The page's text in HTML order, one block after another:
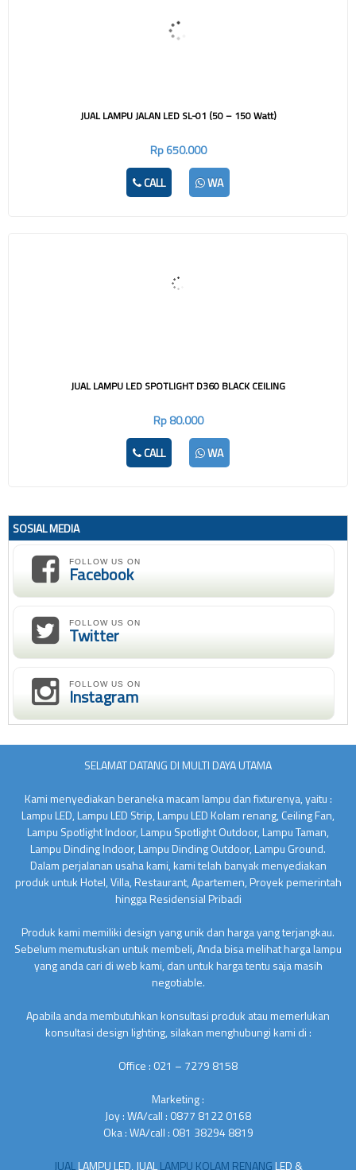
JUAL LAMPU JALAN LED SL-01 (50 – 150 Watt)
Rp 650.000
CALL
WA
JUAL LAMPU LED SPOTLIGHT D360 BLACK CEILING
Rp 80.000
CALL
WA
SOSIAL MEDIA
FOLLOW US ON
Facebook
FOLLOW US ON
Twitter
FOLLOW US ON
Instagram
SELAMAT DATANG DI MULTI DAYA UTAMA
Kami menyediakan beraneka macam lampu dan fixturenya, yaitu :
Lampu LED, Lampu LED Strip, Lampu LED Kolam renang, Ceiling Fan,
Lampu Spotlight Indoor, Lampu Spotlight Outdoor, Lampu Taman,
Lampu Dinding Indoor, Lampu Dinding Outdoor, Lampu Ground.
Dalam perjalanan usaha kami, kami telah banyak menyediakan
produk untuk Hotel, Villa, Restaurant, Apartemen, Proyek pemerintah
hingga Residensial Pribadi
Produk kami memiliki design yang unik dan harga yang terjangkau.
Sebelum memutuskan untuk membeli, Anda bisa melihat harga lampu
yang anda cari di web kami, dan untuk harga tentu saja masih
negotiable.
Apabila anda membutuhkan konsultasi produk atau memerlukan
konsultasi design lighting, silakan menghubungi kami di :
Office : 021 – 7279 8158
Marketing :
Joy : WA/call : 0877 8122 0168
Oka : WA/call : 081 38294 8819
JUALLAMPU LED, JUALLAMPU KOLAM RENANG LED &